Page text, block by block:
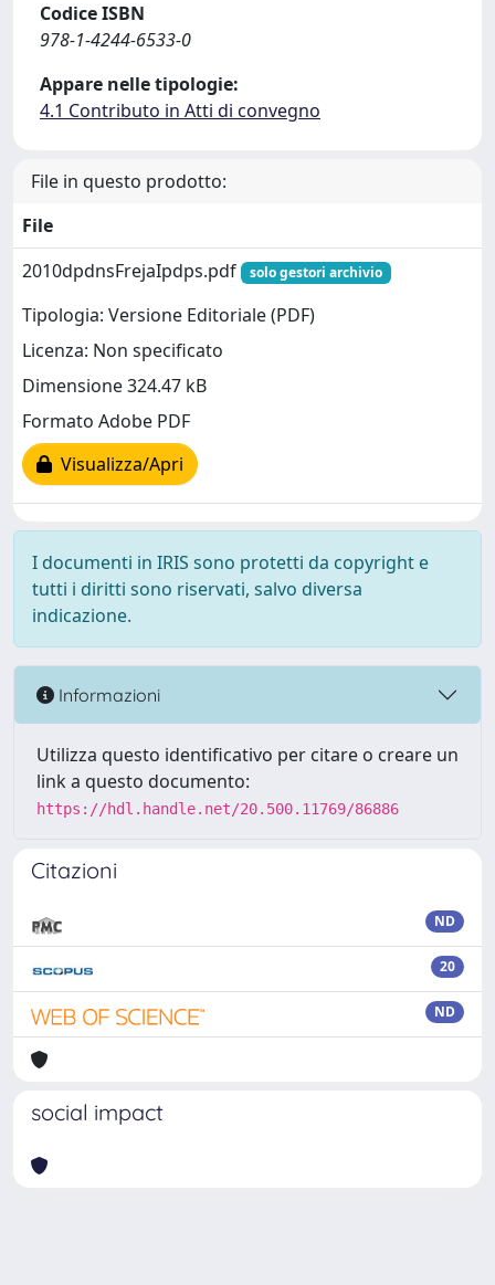
Codice ISBN
978-1-4244-6533-0
Appare nelle tipologie:
4.1 Contributo in Atti di convegno
File in questo prodotto:
File
2010dpdnsFrejaIpdps.pdf
solo gestori archivio
Tipologia: Versione Editoriale (PDF)
Licenza: Non specificato
Dimensione 324.47 kB
Formato Adobe PDF
Visualizza/Apri
I documenti in IRIS sono protetti da copyright e
tutti i diritti sono riservati, salvo diversa
indicazione.
Informazioni
Utilizza questo identificativo per citare o creare un
link a questo documento:
https://hdl.handle.net/20.500.11769/86886
Citazioni
ND
20
ND
social impact